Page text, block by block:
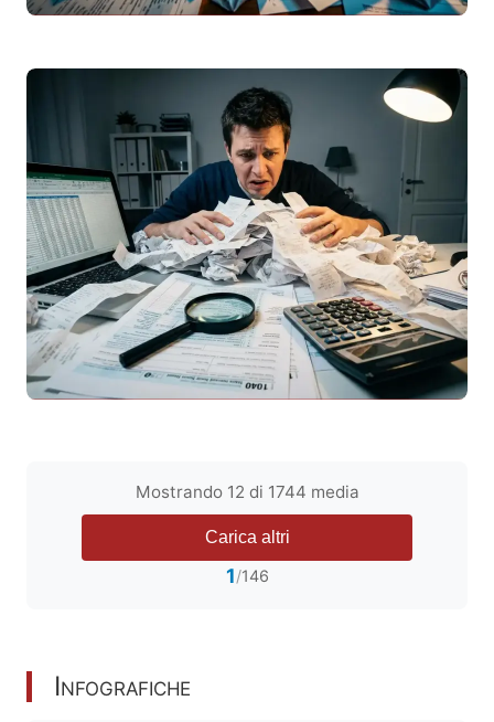
Guia completo para preencher a
declaraçãoirs2025 (entrega em 2026).
Conheça os prazos, novidades fiscais,
deduções e evite os…
Leggi articolo
Guia completo para preencher a
2025 (entrega em 2026).
Conheça os prazos, novidades fiscais,
Mostrando 12 di 1744 media
Carica altri
1/146
Infografiche